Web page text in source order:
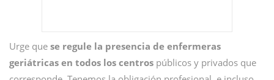
Urge que se regule la presencia de enfermeras
geriátricas en todos los centros públicos y privados que